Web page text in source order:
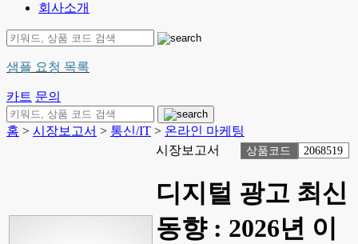
회사소개
샘플 요청 목록
카트 문의
홈 > 시장보고서 > 통신/IT > 온라인 마케팅
시장보고서
상품코드 2068519
디지털 광고 최신
동향 : 2026년 이